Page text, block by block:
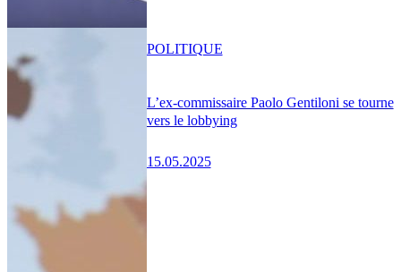
L’ex-commissaire Paolo Gentiloni se tourne
vers le lobbying
15.05.2025
POLITIQUE